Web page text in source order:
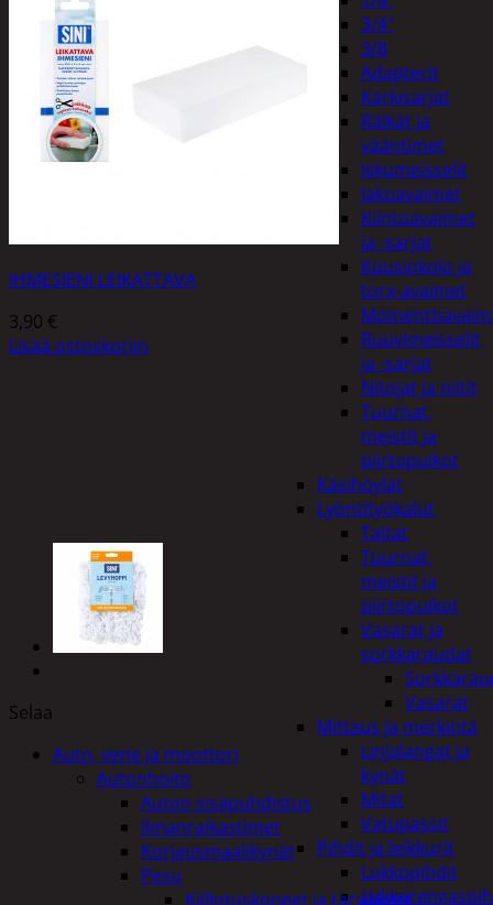
3/4"
3/8
Adapterit
Kärkisarjat
Räikät ja
vääntimet
Iskumeisselit
Jakoavaimet
Kiintoavaimet
ja -sarjat
Kuusiokolo ja
torx-avaimet
Ruuvimeisselit
ja -sarjat
Nitojat ja niitit
Tuurnat,
meistit ja
piirtopuikot
Käsihöylät
Lyöntityökalut
Taltat
Tuurnat,
meistit ja
piirtopuikot
Vasarat ja
sorkkaraudat
Vasarat
Mittaus ja merkintä
Linjalangat ja
kynät
Mitat
Vatupassit
Pihdit ja leikkurit
Lukkopihdit
IHMESIENI LEIKATTAVA
3,90 €
Lisää ostoskoriin
Selaa
Auto, vene ja moottori
Autonhoito
Auton sisäpuhdistus
ilmanraikastimet
Korjausmaalikynät
Pesu
Kiillotuskoneet ja tarvikkeet